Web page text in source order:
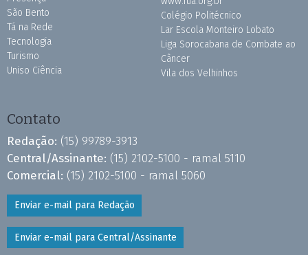
São Bento
Tá na Rede
Tecnologia
Turismo
Uniso Ciência
Colégio Politécnico
Lar Escola Monteiro Lobato
Liga Sorocabana de Combate ao
Câncer
Vila dos Velhinhos
Contato
Redação: (15) 99789-3913
Central/Assinante: (15) 2102-5100 - ramal 5110
Comercial: (15) 2102-5100 - ramal 5060
Enviar e-mail para Redação
Enviar e-mail para Central/Assinante